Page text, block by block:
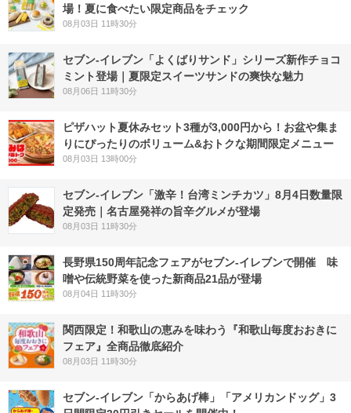
場！夏に食べたい限定商品をチェック
08月03日 11時30分
セブン‐イレブン「よくばりサンド」シリーズ新作チョコ
ミント登場｜夏限定スイーツサンドの爽快な魅力
08月06日 11時30分
ピザハット夏休みセット3種が3,000円から！お盆や集ま
りにぴったりのボリューム&おトクな期間限定メニュー
08月03日 13時00分
セブン-イレブン「激辛！台湾ミンチカツ」8月4日数量限
定発売｜名古屋発祥の旨辛グルメが登場
08月03日 11時30分
長野県150周年記念フェアがセブン-イレブンで開催 味
噌や伝統野菜を使った新商品21品が登場
08月04日 11時30分
関西限定！和歌山の恵みを味わう『和歌山毎度おおきに
フェア』全商品徹底紹介
08月03日 11時30分
セブン‐イレブン「からあげ棒」「アメリカンドッグ」3